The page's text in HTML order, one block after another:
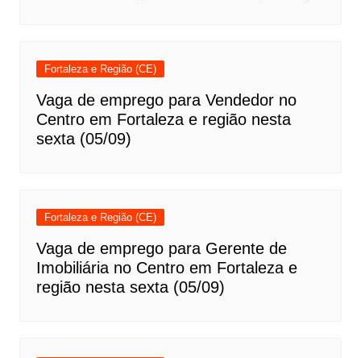
Fortaleza e Região (CE)
Vaga de emprego para Vendedor no
Centro em Fortaleza e região nesta
sexta (05/09)
Fortaleza e Região (CE)
Vaga de emprego para Gerente de
Imobiliária no Centro em Fortaleza e
região nesta sexta (05/09)